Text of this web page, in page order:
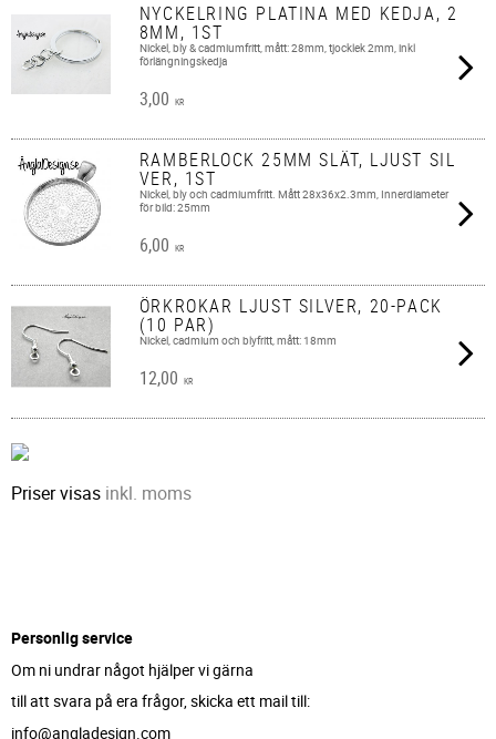
NYCKELRING PLATINA MED KEDJA, 2
8MM, 1ST
Nickel, bly & cadmiumfritt, mått: 28mm, tjocklek 2mm, inkl
förlängningskedja
3,00 KR
RAMBERLOCK 25MM SLÄT, LJUST SIL
VER, 1ST
Nickel, bly och cadmiumfritt. Mått 28x36x2.3mm, Innerdiameter
för bild: 25mm
6,00 KR
ÖRKROKAR LJUST SILVER, 20-PACK
(10 PAR)
Nickel, cadmium och blyfritt, mått: 18mm
12,00 KR
Priser visas inkl. moms
Personlig service
Om ni undrar något hjälper vi gärna
till att svara på era frågor, skicka ett mail till:
info@angladesign.com